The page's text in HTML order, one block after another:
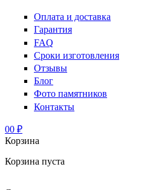
Оплата и доставка
Гарантия
FAQ
Сроки изготовления
Отзывы
Блог
Фото памятников
Контакты
00 ₽
Корзина
Корзина пуста